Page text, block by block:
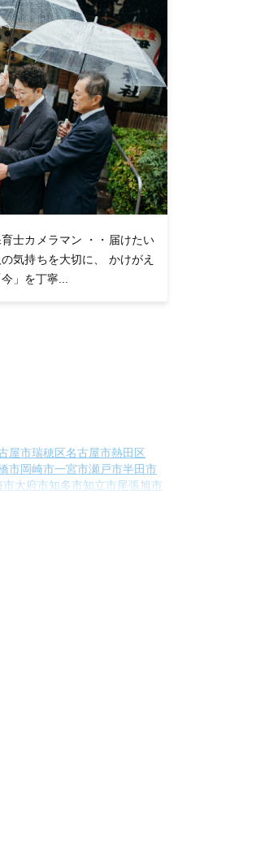
士カメラマン ・・届けたい
気持ちを大切に、 かけがえ
」を丁寧...
屋市瑞穂区名古屋市熱田区
市岡崎市一宮市瀬戸市半田市
市大府市知多市知立市 尾張旭市